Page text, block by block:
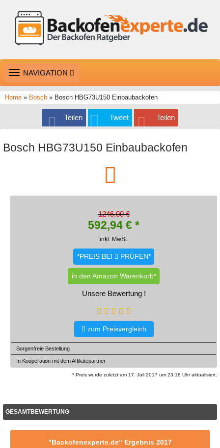
TOGGLE
NAVIGATION
Home » Bosch » Bosch HBG73U150 Einbaubackofen
Teilen Tweet Teilen
Bosch HBG73U150 Einbaubackofen
1246,00 €
592,94 € *
inkl. MwSt.
*PREIS BEI PRÜFEN*
in den Amazon Warenkorb*
Unsere Bewertung !
zum Preisvergleich
Sorgenfreie Bestellung
In Kooperation mit dem Affiliatepartner
* Preis wurde zuletzt am 17. Juli 2017 um 23:18 Uhr aktualisiert.
GESAMTBEWERTUNG
"Backofenexperte.de" Ergebnis 2017